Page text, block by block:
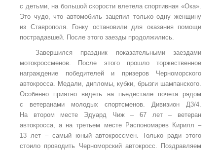
с детьми, на большой скорости влетела спортивная «Ока».
Это чудо, что автомобиль зацепил только одну женщину
из Ставрополя. Гонку остановили для оказания помощи
пострадавшей. После этого заезды продолжились.
Завершился праздник показательными заездами
мотокроссменов. После этого прошло торжественное
награждение победителей и призеров Черноморского
автокросса. Медали, дипломы, кубки, брызги шампанского.
Особенно приятно видеть на пьедестале почета рядом
с ветеранами молодых спортсменов. Дивизион Д3/4.
На втором месте Эдуард Чиж – 67 лет – ветеран
автокросса, а на третьем месте Распономарев Кирилл –
13 лет – самый юный автокроссмен. Только ради этого
стоило проводить Черноморский автокросс. Поздравляем